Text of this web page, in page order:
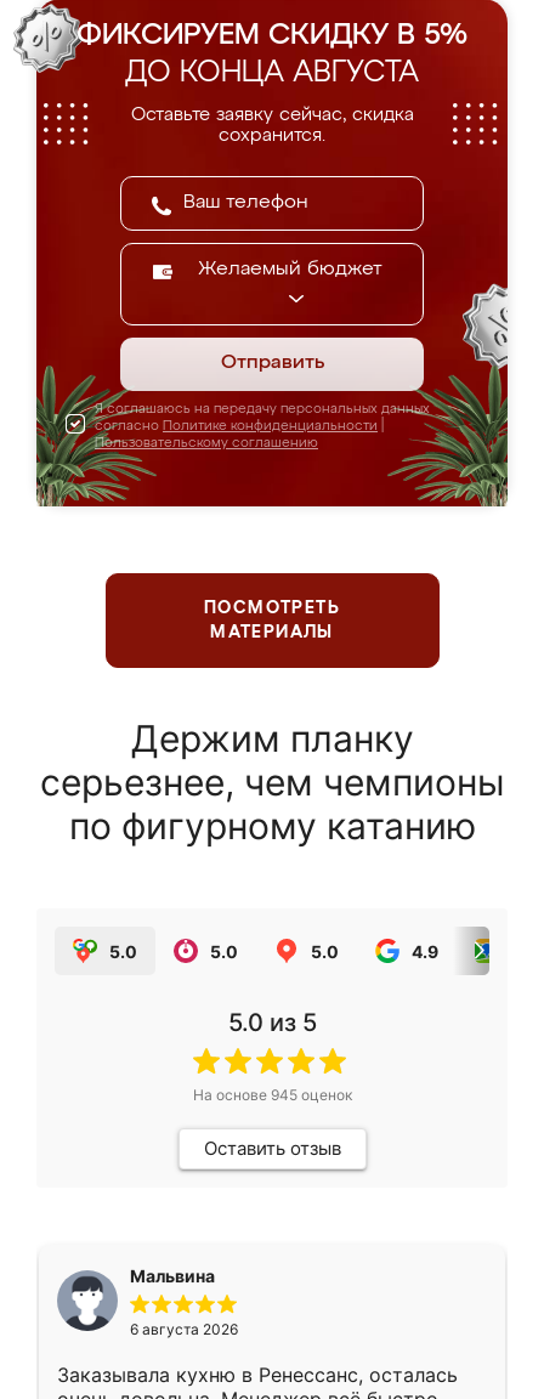
ФИКСИРУЕМ СКИДКУ В 5%
ДО КОНЦА АВГУСТА
Оставьте заявку сейчас, скидка
сохранится.
Желаемый бюджет
Отправить
Я соглашаюсь на передачу персональных данных
согласно Политике конфиденциальности
Пользовательскому соглашению
ПОСМОТРЕТЬ
МАТЕРИАЛЫ
Держим планку
серьезнее, чем чемпионы
по фигурному катанию
5.0 5.0 5.0 4.9
5.0 из 5
На основе 945оценок
Оставить отзыв
Мальвина
6 августа 2026
Заказывала кухню в Ренессанс, осталась